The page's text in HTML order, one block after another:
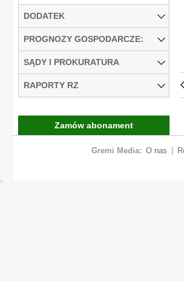
DODATEK
PROGNOZY GOSPODARCZE:
SĄDY I PROKURATURA
RAPORTY RZ
Zamów abonament
Gremi Media: O nas